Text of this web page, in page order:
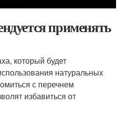
применять
который будет
натуральных
с перечнем
избавиться от